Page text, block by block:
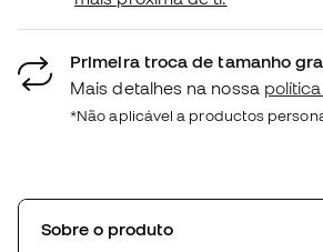
Primeira troca de tamanho
Mais detalhes na nossa
*Não aplicável a productos
Sobre o produto